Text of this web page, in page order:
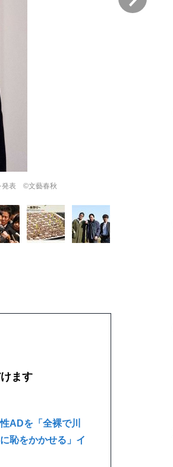
発表 ©文藝春秋
ます
ADを「全裸で川
恥をかかせる」イ